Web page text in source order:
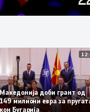
Македонија доби грант
149 милиони евра за
кон Бугарија